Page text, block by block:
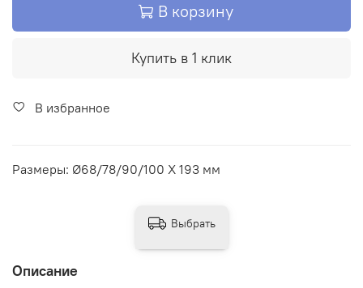
В корзину
Купить в 1 клик
В избранное
Размеры: Ø68/78/90/100 X 193 мм
Описание
Выбрать